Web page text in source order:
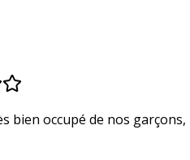
bien occupé de nos